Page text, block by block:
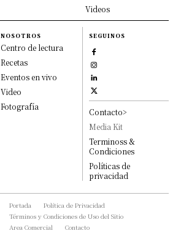
Videos
NOSOTROS
Centro de lectura
Recetas
Eventos en vivo
Video
Fotografía
SEGUINOS
Contacto>
Media Kit
Terminoss &
Condiciones
Políticas de
privacidad
Portada
Política de Privacidad
Términos y Condiciones de Uso del Sitio
Area Comercial
Contacto